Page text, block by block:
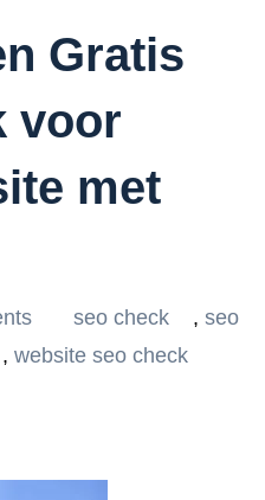
Gratis
voor
met
seo check , seo
, website seo check